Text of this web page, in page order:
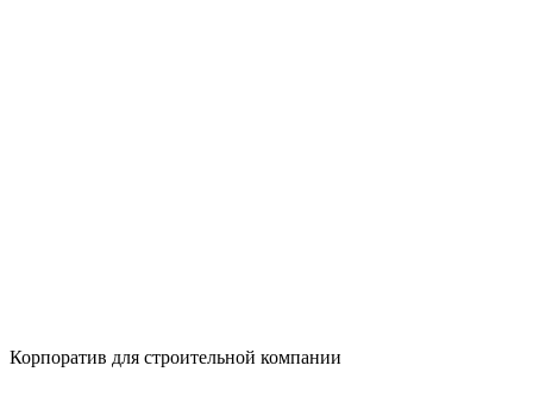
Корпоратив для строительной компании